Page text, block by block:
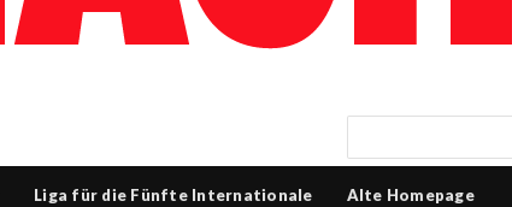
Liga für die Fünfte Internationale Alte Homepage